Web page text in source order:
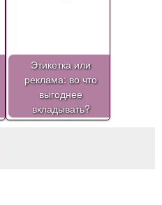
Этикетка или
реклама: во что
выгоднее
вкладывать?